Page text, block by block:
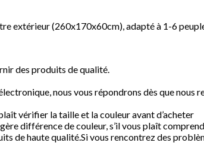
extérieur (260x170x60cm), adapté à 1-6
des produits de qualité.
nous vous répondrons dès que
vérifier la taille et la couleur avant d’acheter
différence de couleur, s’il vous plaît
de haute qualité.Si vous rencontrez des